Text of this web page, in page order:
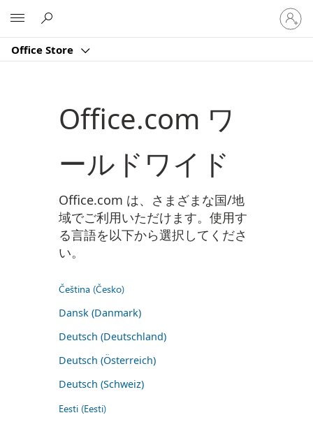
Office Store
ア
カ
ウ
Office.com ワ
ールドワイド
Office.com は、さまざまな国/地
域でご利用いただけます。使用す
る言語を以下から選択してくださ
い。
Čeština (Česko)
Dansk (Danmark)
Deutsch (Deutschland)
Deutsch (Österreich)
Deutsch (Schweiz)
Eesti (Eesti)